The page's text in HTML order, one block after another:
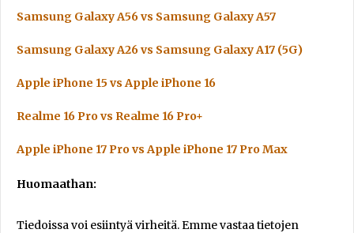
Samsung Galaxy A56 vs Samsung Galaxy A57
Samsung Galaxy A26 vs Samsung Galaxy A17 (5G)
Apple iPhone 15 vs Apple iPhone 16
Realme 16 Pro vs Realme 16 Pro+
Apple iPhone 17 Pro vs Apple iPhone 17 Pro Max
Huomaathan:
Tiedoissa voi esiintyä virheitä. Emme vastaa tietojen